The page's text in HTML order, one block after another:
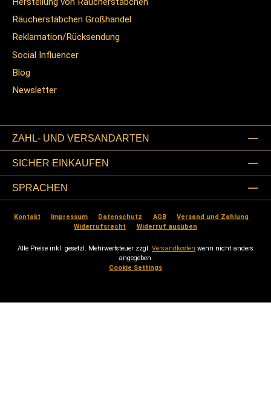
Räucherstäbchen Großhandel
Reklamation/Rücksendung
Social Influencer
Blog
Newsletter
ZAHL- UND VERSANDARTEN
SICHER EINKAUFEN
SPRACHEN
Kontakt Impressum Datenschutz AGB
Versand und Zahlung
Widerrufsrecht
Widerruf ausüben
Alle Preise inkl. gesetzl. Mehrwertsteuer zzgl. Versandkosten wenn nicht anders
angegeben.
Cookie Settings